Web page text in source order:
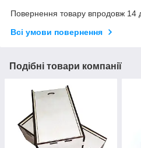
Повернення товару впродовж 14
Всі умови повернення
Подібні товари компанії